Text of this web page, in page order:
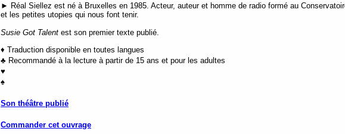
► Réal Siellez est né à Bruxelles en 1985. Acteur, auteur et homme de radio formé au
et les petites utopies qui nous font tenir.
Susie Got Talent est son premier texte publié.
♦ Traduction disponible en toutes langues
♣ Recommandé à la lecture à partir de 15 ans et pour les adultes
♥
♠
Son théâtre publié
Commander cet ouvrage